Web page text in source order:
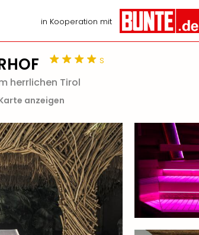
in Kooperation mit
s
herrlichen Tirol
anzeigen